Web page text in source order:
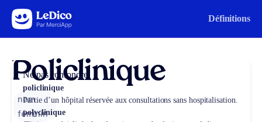
Aller au contenu Définitions
Policlinique
nom
féminin
Ne pas confondre
policlinique
Partie d’un hôpital réservée aux consultations sans hospitalisation.
polyclinique